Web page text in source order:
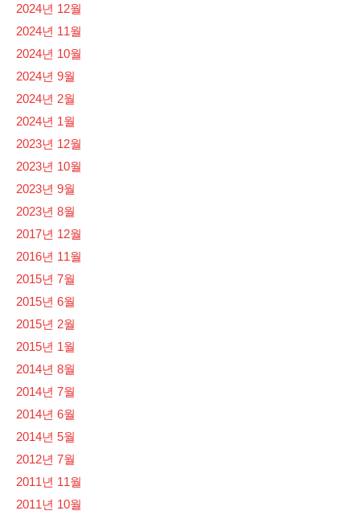
2024년 12월
2024년 11월
2024년 10월
2024년 9월
2024년 2월
2024년 1월
2023년 12월
2023년 10월
2023년 9월
2023년 8월
2017년 12월
2016년 11월
2015년 7월
2015년 6월
2015년 2월
2015년 1월
2014년 8월
2014년 7월
2014년 6월
2014년 5월
2012년 7월
2011년 11월
2011년 10월